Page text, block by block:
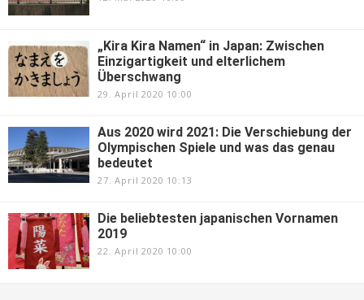
„Kira Kira Namen“ in Japan: Zwischen
Einzigartigkeit und elterlichem
Überschwang
29. April 2020 10:00
Aus 2020 wird 2021: Die Verschiebung der
Olympischen Spiele und was das genau
bedeutet
27. April 2020 10:13
Die beliebtesten japanischen Vornamen
2019
22. April 2020 10:00